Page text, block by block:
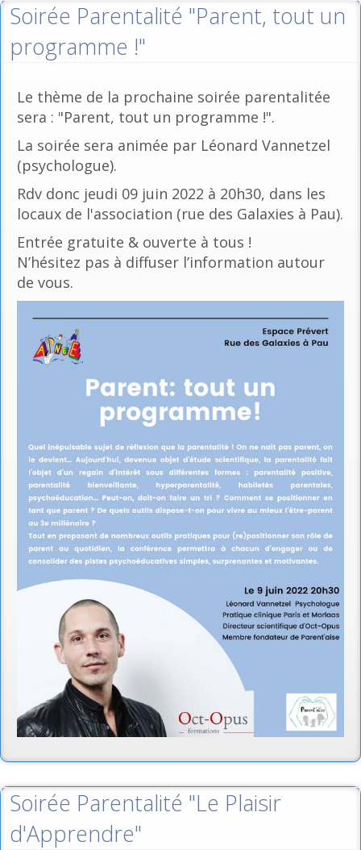
Soirée Parentalité "Parent, tout un
programme !"
Le thème de la prochaine soirée parentalitée
sera : "Parent, tout un programme !".
La soirée sera animée par Léonard Vannetzel
(psychologue).
Rdv donc jeudi 09 juin 2022 à 20h30, dans les
locaux de l'association (rue des Galaxies à Pau).
Entrée gratuite & ouverte à tous !
N’hésitez pas à diffuser l’information autour
de vous.
Soirée Parentalité "Le Plaisir
d'Apprendre"